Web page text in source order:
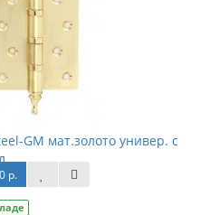
GM мат.золото универ. с
р.